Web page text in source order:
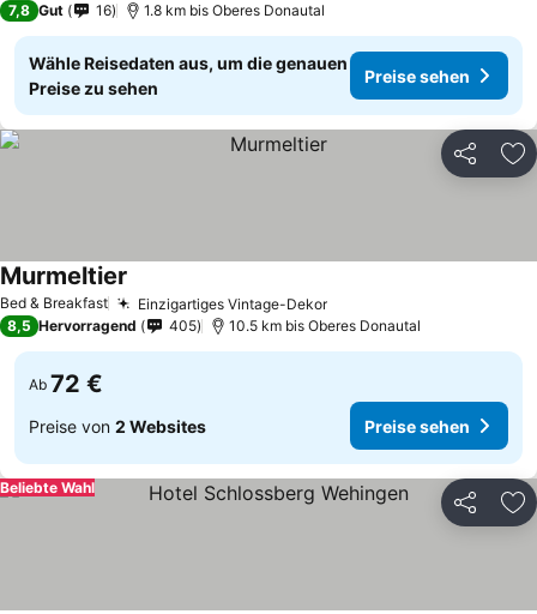
7,8 Gut 16 1.8 km bis Oberes Donautal
Wähle Reisedaten aus, um die genauen
Preise zu sehen
Preise sehen
Teilen
Bed & Breakfast Einzigartiges Vintage-Dekor
Murmeltier
8,5 Hervorragend 405 10.5 km bis Oberes Donautal
Ab 72 €
Preise von 2 Websites Preise sehen
Teilen
Beliebte Wahl